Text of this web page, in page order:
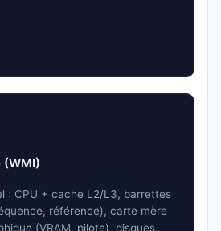
: CPU + cache L2/L3, barrettes
référence), carte mère
(VRAM, pilote), disques.